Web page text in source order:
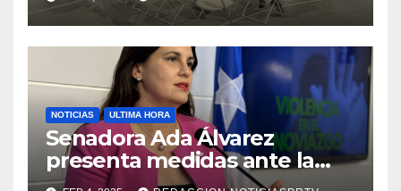
NOTICIAS ULTIMA HORA
Senadora Ada Álvarez
presenta medidas ante la
violencia en el noviazgo